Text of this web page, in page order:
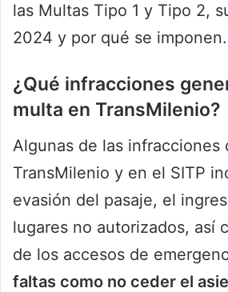
las Multas Tipo 1 y Tipo 2,
2024 y por qué se imponen.
¿Qué infracciones
multa en TransMilenio?
Algunas de las infracciones
TransMilenio y en el SITP
evasión del pasaje, el
lugares no autorizados, así
de los accesos de
faltas como no ceder el